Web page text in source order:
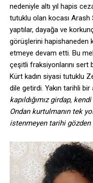
nedeniyle altı yıl hapis
tutuklu olan kocası Arash
yaptılar, dayağa ve
görüşlerini hapishaneden
etmeye devam etti. Bu
çeşitli fraksiyonlarını sert
Kürt kadın siyasi tutuklu
dile getirdi. Yakın tarihli bir
kapıldığımız girdap,
Ondan kurtulmanın tek
istenmeyen tarihi gözden